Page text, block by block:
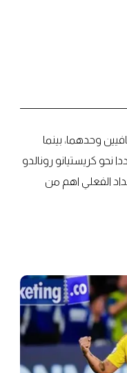
كافيين وحدهما، بينما
كريستيانو رونالدو
الفعلي اهم من